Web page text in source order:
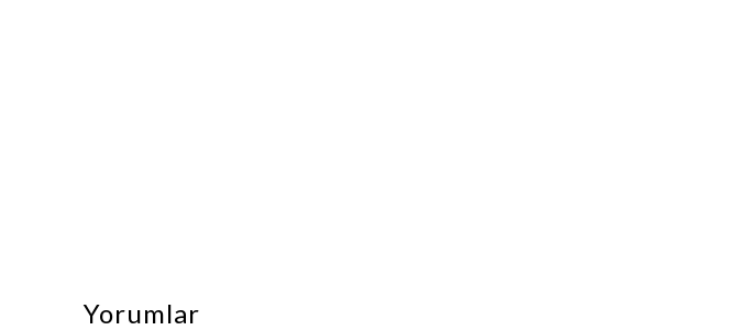
Yorumlar